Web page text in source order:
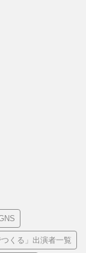
くる」出演者一覧